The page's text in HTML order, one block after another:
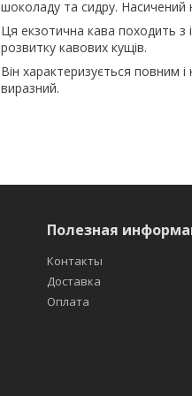
шоколаду та сидру. Насичений
Ця екзотична кава походить з
розвитку кавових кущів.
Він характеризується повним
виразний.
Полезная
Контакты
Доставка
Оплата